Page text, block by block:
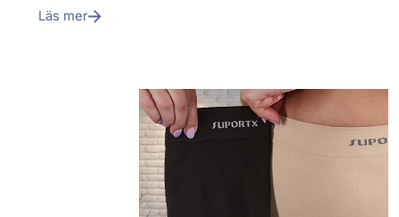
Läs mer